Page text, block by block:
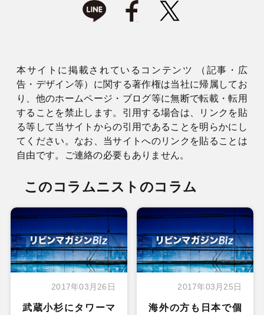
本サイトに掲載されているコンテンツ （記事・広
告・デザイン等）に関する著作権は当社に帰属してお
り、他のホームページ・ブログ等に無断で転載・転用
することを禁止します。引用する場合は、リンクを貼
る等して当サイトからの引用であることを明らかにし
てください。なお、当サイトへのリンクを貼ることは
自由です。ご連絡の必要もありません。
このコラムニストのコラム
2017年03月26日
武蔵小杉にタワーマ
2017年03月25日
海外の方も日本で個